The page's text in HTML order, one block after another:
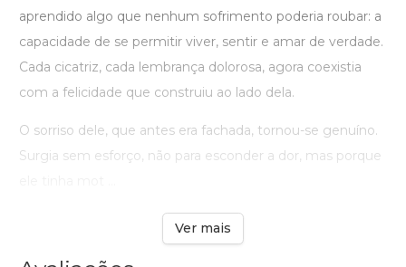
aprendido algo que nenhum sofrimento poderia roubar: a
capacidade de se permitir viver, sentir e amar de verdade.
Cada cicatriz, cada lembrança dolorosa, agora coexistia
com a felicidade que construiu ao lado dela.
O sorriso dele, que antes era fachada, tornou-se genuíno.
Surgia sem esforço, não para esconder a dor, mas porque
Ver mais